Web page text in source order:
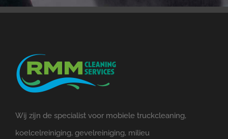
Wij zijn de specialist voor mobiele truckcleaning,
koelcelreiniging, gevelreiniging, milieu